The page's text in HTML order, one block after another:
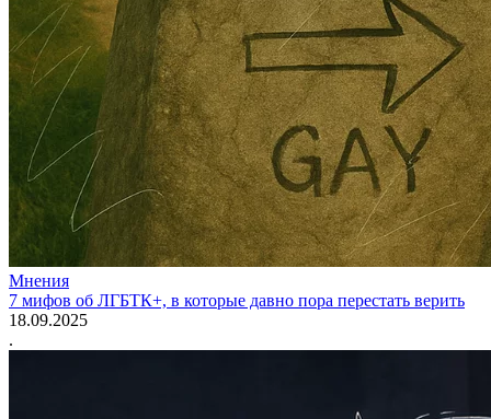
Мнения
7 мифов об ЛГБТК+, в которые давно пора перестать верить
18.09.2025
.